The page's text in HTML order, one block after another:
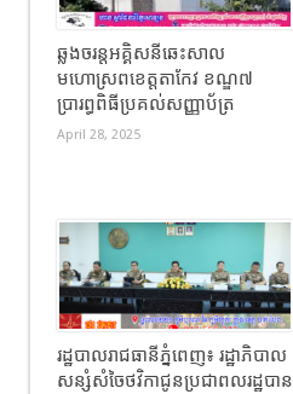
ឆ្លងចរន្តអគ្គិសនីឆេះសាល
មហោស្រពខេត្តតាកែវ ខណ្ឌ៧
ប្រារព្ធពិធីប្រគល់សញ្ញាប័ត្រ
April 28, 2025
រដ្ឋបាលរាជធានីភ្នំពេញ៖ រដ្ឋាភិបាល
សន្សំសំចៃថវិកាជូនប្រជាពលរដ្ឋបាន